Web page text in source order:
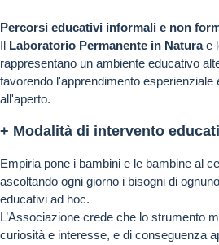
Percorsi educativi informali e non
Il Laboratorio Permanente in Naturae
rappresentano un ambiente educativo
favorendo l'apprendimento esperienziale
all'aperto.
+ Modalità di intervento
Empiria pone i bambini e le bambine al
ascoltando ogni giorno i bisogni di
educativi ad hoc.
L’Associazione crede che lo strumento
curiosità e interesse, e di conseguenza